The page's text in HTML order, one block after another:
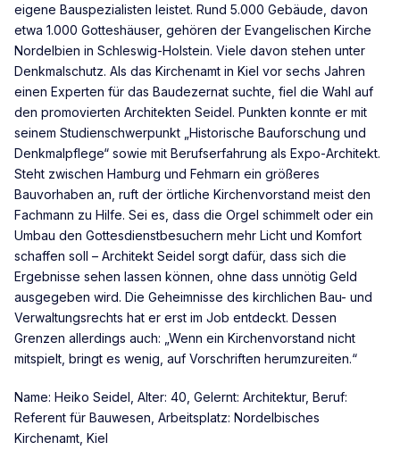
eigene Bauspezialisten leistet. Rund 5.000 Gebäude, davon
etwa 1.000 Gotteshäuser, gehören der Evangelischen Kirche
Nordelbien in Schleswig-Holstein. Viele davon stehen unter
Denkmalschutz. Als das Kirchenamt in Kiel vor sechs Jahren
einen Experten für das Baudezernat suchte, fiel die Wahl auf
den promovierten Architekten Seidel. Punkten konnte er mit
seinem Studienschwerpunkt „Historische Bauforschung und
Denkmalpflege“ sowie mit Berufserfahrung als Expo-Architekt.
Steht zwischen Hamburg und Fehmarn ein größeres
Bauvorhaben an, ruft der örtliche Kirchenvorstand meist den
Fachmann zu Hilfe. Sei es, dass die Orgel schimmelt oder ein
Umbau den Gottesdienstbesuchern mehr Licht und Komfort
schaffen soll – Architekt Seidel sorgt dafür, dass sich die
Ergebnisse sehen lassen können, ohne dass unnötig Geld
ausgegeben wird. Die Geheimnisse des kirchlichen Bau- und
Verwaltungsrechts hat er erst im Job entdeckt. Dessen
Grenzen allerdings auch: „Wenn ein Kirchenvorstand nicht
mitspielt, bringt es wenig, auf Vorschriften herumzureiten.“
Name: Heiko Seidel, Alter: 40, Gelernt: Architektur, Beruf:
Referent für Bauwesen, Arbeitsplatz: Nordelbisches
Kirchenamt, Kiel